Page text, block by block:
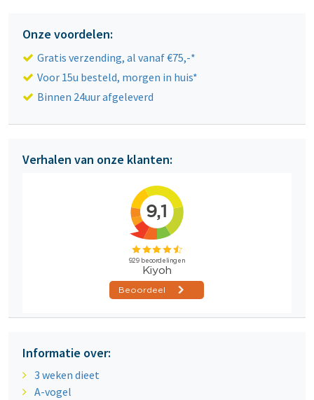
Onze voordelen:
Gratis verzending, al vanaf €75,-*
Voor 15u besteld, morgen in huis*
Binnen 24uur afgeleverd
Verhalen van onze klanten:
Informatie over:
3 weken dieet
A-vogel